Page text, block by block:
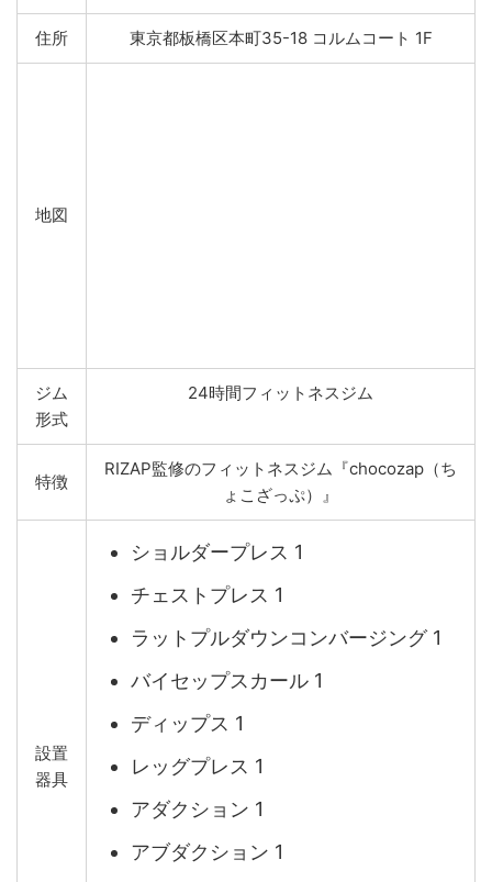
住所 東京都板橋区本町35-18 コルムコート 1F
地図
ジム
形式
24時間フィットネスジム
特徴
RIZAP監修のフィットネスジム『chocozap（ち
ょこざっぷ）』
設置
器具
ショルダープレス 1
チェストプレス 1
ラットプルダウンコンバージング 1
バイセップスカール 1
ディップス 1
レッグプレス 1
アダクション 1
アブダクション 1